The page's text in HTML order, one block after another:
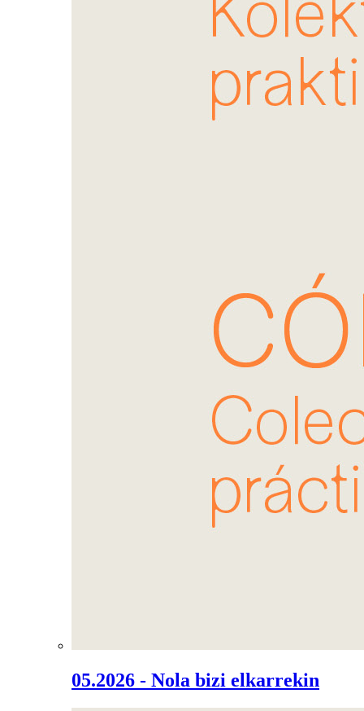
05.2026 - Nola bizi elkarrekin